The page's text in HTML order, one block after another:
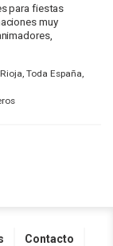
para fiestas
muy
Toda España,
Contacto